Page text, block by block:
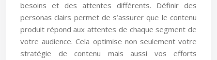
besoins et des attentes différents. Définir des
personas clairs permet de s’assurer que le contenu
produit répond aux attentes de chaque segment de
votre audience. Cela optimise non seulement votre
stratégie de contenu mais aussi vos efforts